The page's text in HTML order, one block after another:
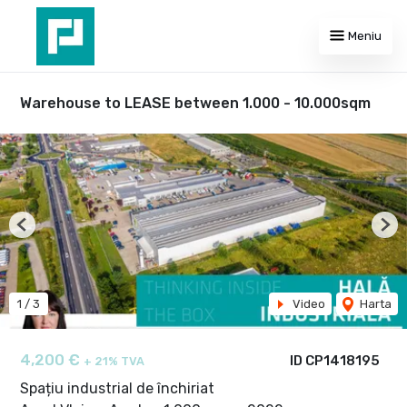
Meniu
Warehouse to LEASE between 1.000 - 10.000sqm
ID CP1418195
4,200 € + 21% TVA
Spațiu industrial de închiriat
1 / 3 Video Harta
Previous